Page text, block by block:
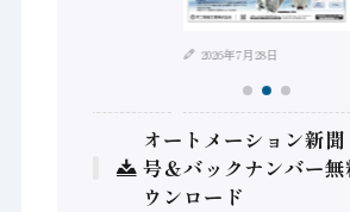
2026年7月28日
オートメーション新聞
号＆バックナンバー
ウンロード